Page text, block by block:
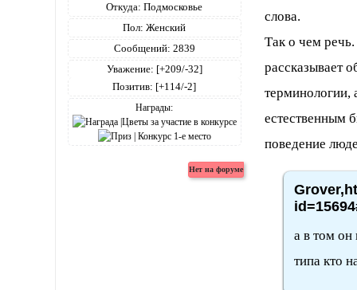
Откуда: Подмосковье
Пол: Женский
Сообщений: 2839
Уважение: [+209/-32]
Позитив: [+114/-2]
Награды:
слова.
Так о чем
рассказывает
терминологии,
естественным
поведение
а в том он
типа кто